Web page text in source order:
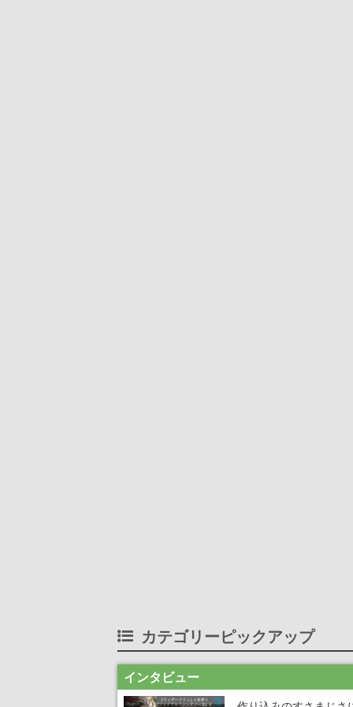
カテゴリーピックアップ
インタビュー